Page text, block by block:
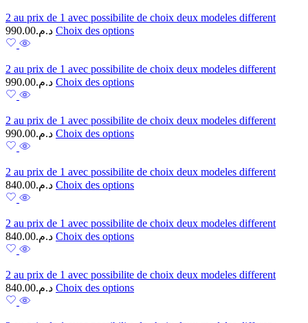
2 au prix de 1 avec possibilite de choix deux modeles different
د.م.990.00 Choix des options
2 au prix de 1 avec possibilite de choix deux modeles different
د.م.990.00 Choix des options
2 au prix de 1 avec possibilite de choix deux modeles different
د.م.990.00 Choix des options
2 au prix de 1 avec possibilite de choix deux modeles different
د.م.840.00 Choix des options
2 au prix de 1 avec possibilite de choix deux modeles different
د.م.840.00 Choix des options
2 au prix de 1 avec possibilite de choix deux modeles different
د.م.840.00 Choix des options